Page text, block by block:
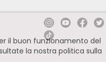
il buon funzionamento del
la nostra politica sulla